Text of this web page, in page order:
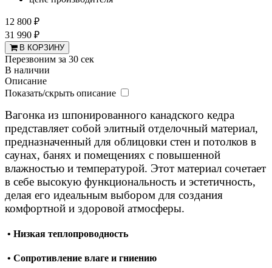
12 800 ₽
31 990 ₽
В КОРЗИНУ
Перезвоним за 30 сек
В наличии
Описание
Показать/скрыть описание
Вагонка из шпонированного канадского кедра
представляет собой элитный отделочный материал,
предназначенный для облицовки стен и потолков в
саунах, банях и помещениях с повышенной
влажностью и температурой. Этот материал сочетает
в себе высокую функциональность и эстетичность,
делая его идеальным выбором для создания
комфортной и здоровой атмосферы.
• Низкая теплопроводность
• Сопротивление влаге и гниению